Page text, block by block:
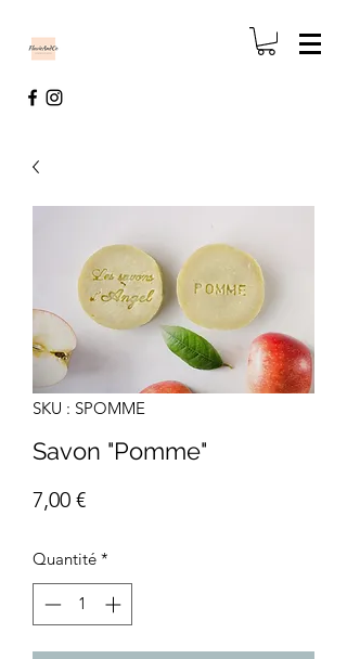
SKU : SPOMME
Savon "Pomme"
7,00 €Prix
Quantité *